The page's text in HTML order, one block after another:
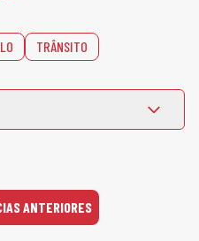
TRÂNSITO
ANTERIORES